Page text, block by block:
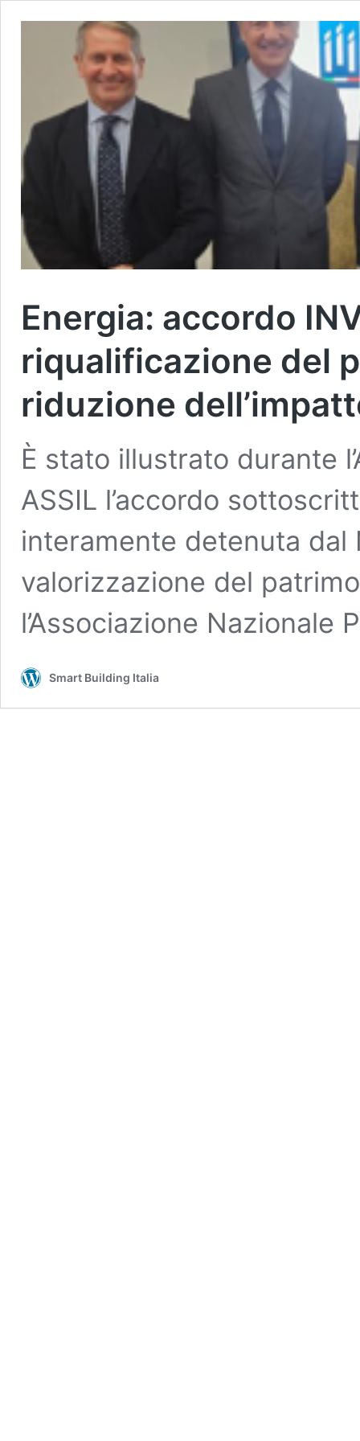
Energia: accordo
riqualificazione del
riduzione
È stato illustrato durante
ASSIL l’accordo
interamente detenuta dal
valorizzazione del
l’Associazione Nazionale
Smart Building Italia